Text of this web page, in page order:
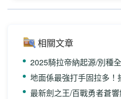
相關文章
2025騎拉帝納起源/別種全解析：
地面係最強打手固拉多！捕捉、剋
最新劍之王/百戰勇者蒼響解析！屬